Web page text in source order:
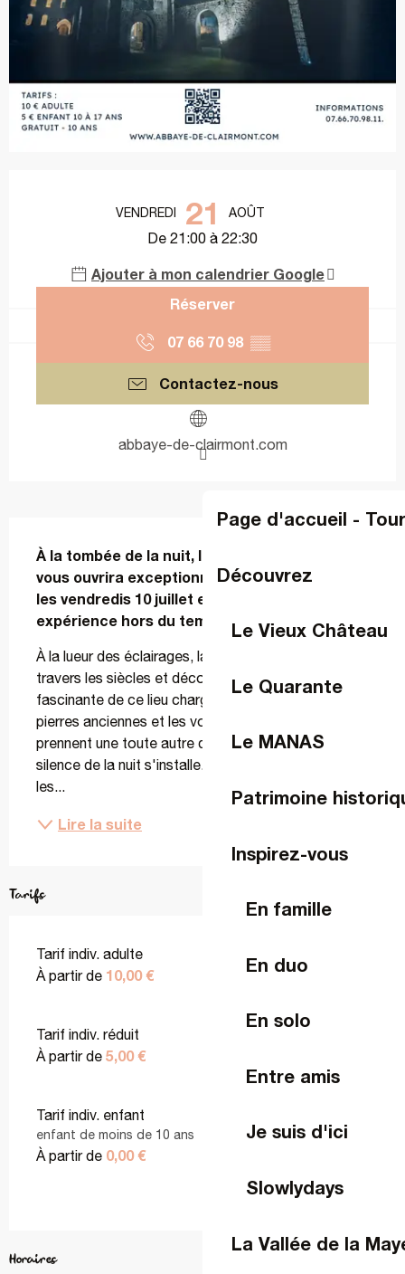
Page d'accueil -
Découvrez
Le Vieux Château
Le Quarante
Le MANAS
Patrimoine
Inspirez-vous
En famille
En duo
En solo
Entre amis
Je suis d'ici
Slowlydays
La Vallée de la
VENDREDI 21 AOÛT
De 21:00 à 22:30
Ajouter à mon calendrier Google
Réserver
07 66 70 98 ▒▒
Contactez-nous
abbaye-de-clairmont.com
À la tombée de la nuit, l'Abbaye de Clairmont
vous ouvrira exceptionnellement ses portes
les vendredis 10 juillet et 21 août pour une
expérience hors du temps.
À la lueur des éclairages, laissez-vous guider à
travers les siècles et découvrez l'histoire
fascinante de ce lieu chargé de mémoire. Les
pierres anciennes et les voûtes majestueuses
prennent une toute autre dimension lorsque le
silence de la nuit s'installe. Au fil de la visite, revivez
les...
Lire la suite
Tarifs
Tarif indiv. adulte
À partir de 10,00 €
Tarif indiv. réduit
À partir de 5,00 €
Tarif indiv. enfant
enfant de moins de 10 ans
À partir de 0,00 €
Horaires